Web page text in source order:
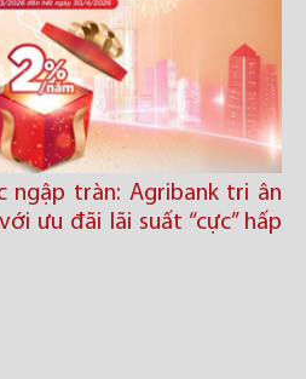
ngập tràn: Agribank tri ân
ưu đãi lãi suất “cực” hấp